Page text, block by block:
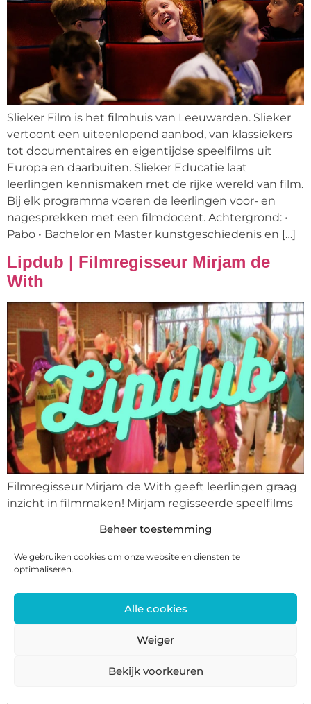
Beheer toestemming
We gebruiken cookies om onze website en diensten te
optimaliseren.
Alle cookies
Weiger
Bekijk voorkeuren
Slieker Film is het filmhuis van Leeuwarden. Slieker
vertoont een uiteenlopend aanbod, van klassiekers
tot documentaires en eigentijdse speelfilms uit
Europa en daarbuiten. Slieker Educatie laat
leerlingen kennismaken met de rijke wereld van film.
Bij elk programma voeren de leerlingen voor- en
nagesprekken met een filmdocent. Achtergrond: •
Pabo • Bachelor en Master kunstgeschiedenis en […]
Lipdub | Filmregisseur Mirjam de
With
Filmregisseur Mirjam de With geeft leerlingen graag
inzicht in filmmaken! Mirjam regisseerde speelfilms
zo enthousiast is over filmmaken, gaf ze filmlessen
op meer dan 100 scholen. Achtergrond: •
Filmacademie • Master Filmacademie •
regelmatig voor de […]
Film is illusie | Filmregisseur Mirjam